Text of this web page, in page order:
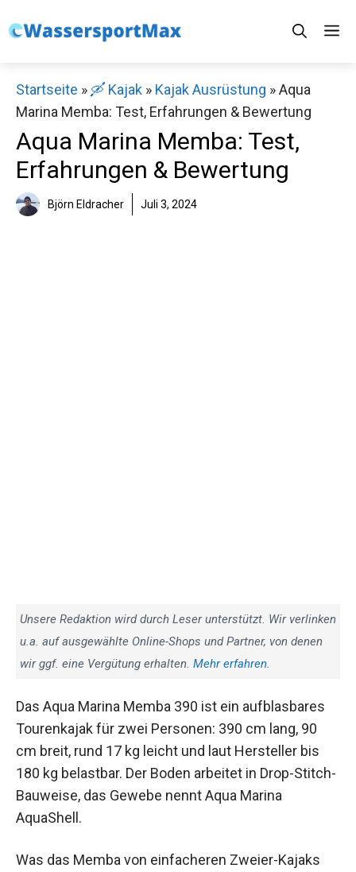
Inhalt
Startseite » 🛶 Kajak » Kajak Ausrüstung »Aqua
Marina Memba: Test, Erfahrungen & Bewertung
Aqua Marina Memba: Test,
Erfahrungen & Bewertung
Björn Eldracher Juli 3, 2024
Unsere Redaktion wird durch Leser unterstützt. Wir verlinken
u.a. auf ausgewählte Online-Shops und Partner, von denen
wir ggf. eine Vergütung erhalten. Mehr erfahren.
Das Aqua Marina Memba 390 ist ein aufblasbares
Tourenkajak für zwei Personen: 390 cm lang, 90
cm breit, rund 17 kg leicht und laut Hersteller bis
180 kg belastbar. Der Boden arbeitet in Drop-Stitch-
Bauweise, das Gewebe nennt Aqua Marina
AquaShell.
Was das Memba von einfacheren Zweier-Kajaks